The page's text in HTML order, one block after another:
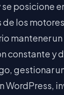
posicione
de los
mantener
constante y
gestionar
WordPress,